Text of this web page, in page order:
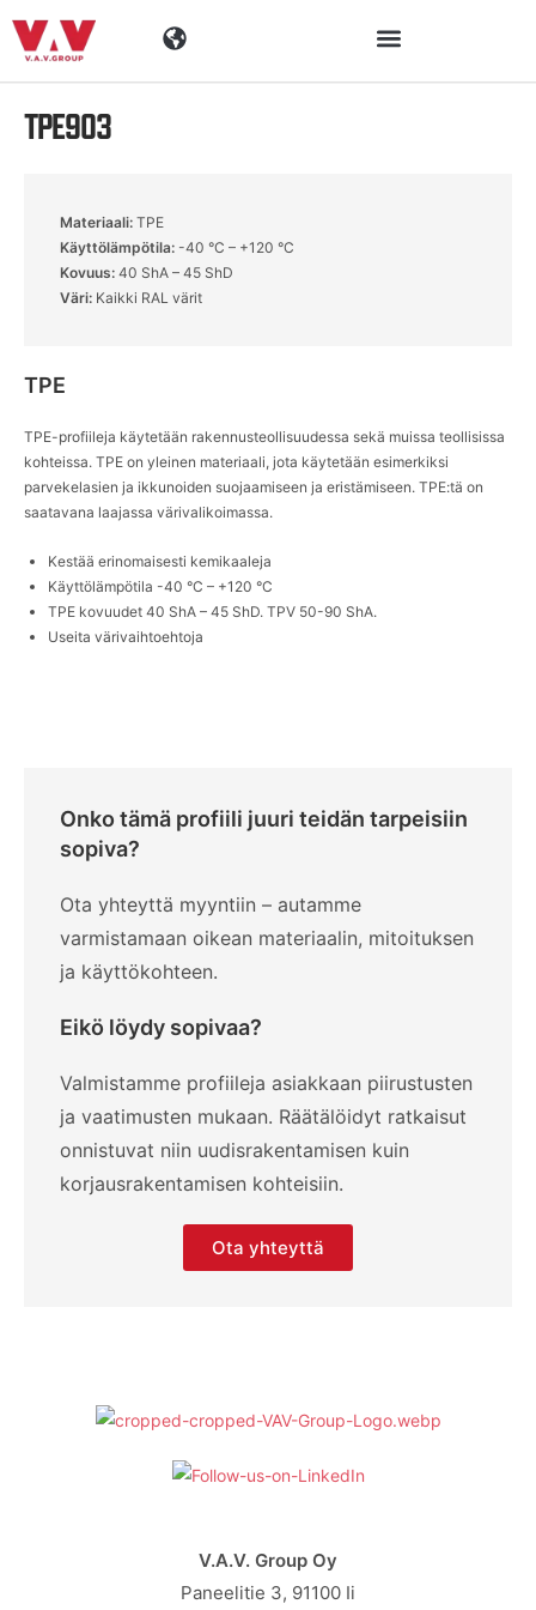
Materiaalit
Yhteystiedot
English Deutsch
TPE903
Materiaali: TPE
Käyttölämpötila: -40 °C – +120 °C
Kovuus: 40 ShA – 45 ShD
Väri: Kaikki RAL värit
TPE
TPE-profiileja käytetään rakennusteollisuudessa sekä muissa teollisissa
kohteissa. TPE on yleinen materiaali, jota käytetään esimerkiksi
parvekelasien ja ikkunoiden suojaamiseen ja eristämiseen. TPE:tä on
saatavana laajassa värivalikoimassa.
Kestää erinomaisesti kemikaaleja
Käyttölämpötila -40 °C – +120 °C
TPE kovuudet 40 ShA – 45 ShD. TPV 50-90 ShA.
Useita värivaihtoehtoja
Onko tämä profiili juuri teidän tarpeisiin
sopiva?
Ota yhteyttä myyntiin – autamme
varmistamaan oikean materiaalin, mitoituksen
ja käyttökohteen.
Eikö löydy sopivaa?
Valmistamme profiileja asiakkaan piirustusten
ja vaatimusten mukaan. Räätälöidyt ratkaisut
onnistuvat niin uudisrakentamisen kuin
korjausrakentamisen kohteisiin.
Ota yhteyttä
V.A.V. Group Oy
Paneelitie 3, 91100 Ii